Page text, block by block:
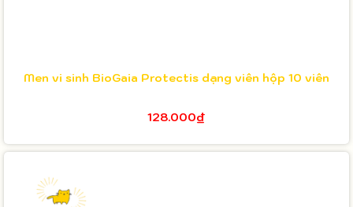
Men vi sinh BioGaia Protectis dạng viên hộp 10 viên
128.000₫